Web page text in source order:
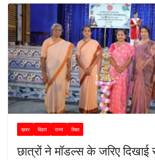
ख़बर बिहार राज्य शिक्षा
छात्रों ने मॉडल्स के जरिए